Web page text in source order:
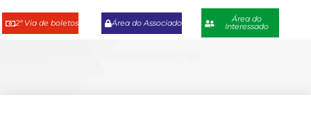
2ª Via de boletos Área do Associado Área do
Interessado